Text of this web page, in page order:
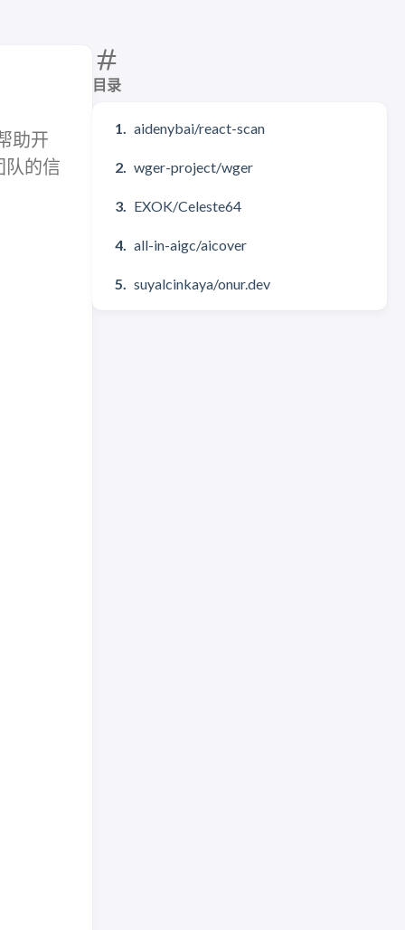
目录
aidenybai/react-scan
wger-project/wger
EXOK/Celeste64
all-in-aigc/aicover
suyalcinkaya/onur.dev
助开
队的信